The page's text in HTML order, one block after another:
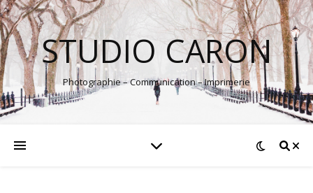
STUDIO CARON
Photographie – Communication – Imprimerie